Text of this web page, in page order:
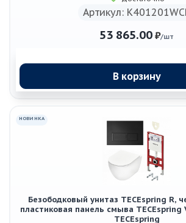
Артикул:
53 865.00 ₽/шт
В корзину
НОВИНКА
Безободковый унитаз TECEspring R,
пластиковая панель смыва TECEspring
TECEspring